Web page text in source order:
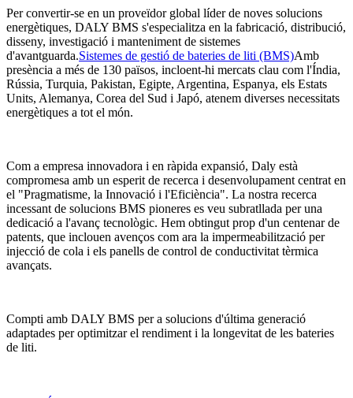
Per convertir-se en un proveïdor global líder de noves solucions
energètiques, DALY BMS s'especialitza en la fabricació, distribució,
disseny, investigació i manteniment de sistemes
d'avantguarda.Sistemes de gestió de bateries de liti (BMS)Amb
presència a més de 130 països, incloent-hi mercats clau com l'Índia,
Rússia, Turquia, Pakistan, Egipte, Argentina, Espanya, els Estats
Units, Alemanya, Corea del Sud i Japó, atenem diverses necessitats
energètiques a tot el món.
Com a empresa innovadora i en ràpida expansió, Daly està
compromesa amb un esperit de recerca i desenvolupament centrat en
el "Pragmatisme, la Innovació i l'Eficiència". La nostra recerca
incessant de solucions BMS pioneres es veu subratllada per una
dedicació a l'avanç tecnològic. Hem obtingut prop d'un centenar de
patents, que inclouen avenços com ara la impermeabilització per
injecció de cola i els panells de control de conductivitat tèrmica
avançats.
Compti amb DALY BMS per a solucions d'última generació
adaptades per optimitzar el rendiment i la longevitat de les bateries
de liti.